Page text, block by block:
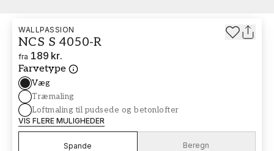
WALLPASSION
NCS S 4050-R
fra 189 kr.
Farvetype
Væg
Træmaling
Loftmaling til pudsede og betonlofter
VIS FLERE MULIGHEDER
Spande Beregn